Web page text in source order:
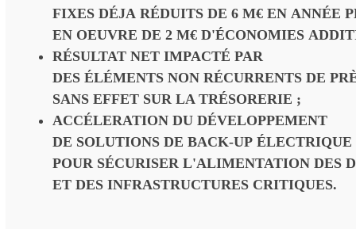
FIXES DÉJA RÉDUITS DE 6 M€ EN ANNÉE
EN OEUVRE DE 2 M€ D'ÉCONOMIES
RÉSULTAT NET IMPACTÉ PAR
DES ÉLÉMENTS NON RÉCURRENTS DE
SANS EFFET SUR LA TRÉSORERIE ;
ACCÉLERATION DU DÉVELOPPEMENT
DE SOLUTIONS DE BACK-UP
POUR SÉCURISER L'ALIMENTATION DES
ET DES INFRASTRUCTURES CRITIQUES.